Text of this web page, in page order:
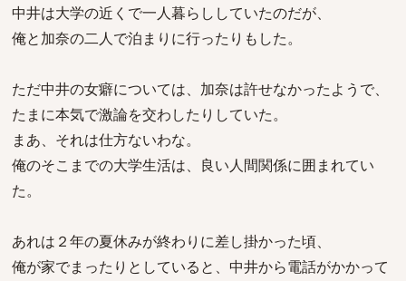
中井は大学の近くで一人暮らししていたのだが、
俺と加奈の二人で泊まりに行ったりもした。
ただ中井の女癖については、加奈は許せなかったようで、
たまに本気で激論を交わしたりしていた。
まあ、それは仕方ないわな。
俺のそこまでの大学生活は、良い人間関係に囲まれてい
た。
あれは２年の夏休みが終わりに差し掛かった頃、
俺が家でまったりとしていると、中井から電話がかかって